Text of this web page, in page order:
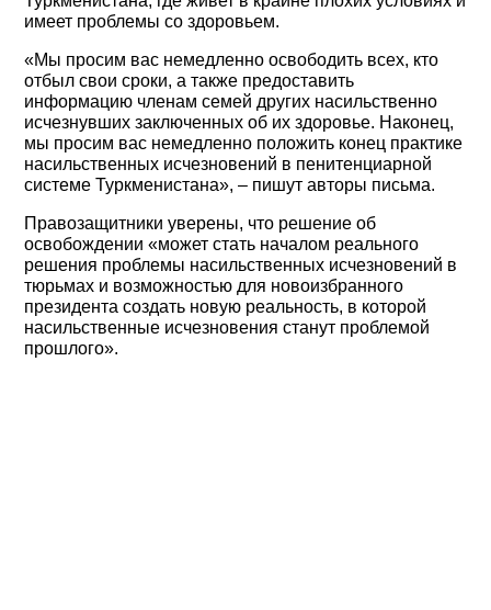
имеет проблемы со здоровьем.
«Мы просим вас немедленно освободить всех, кто
отбыл свои сроки, а также предоставить
информацию членам семей других насильственно
исчезнувших заключенных об их здоровье. Наконец,
мы просим вас немедленно положить конец практике
насильственных исчезновений в пенитенциарной
системе Туркменистана», – пишут авторы письма.
Правозащитники уверены, что решение об
освобождении «может стать началом реального
решения проблемы насильственных исчезновений в
тюрьмах и возможностью для новоизбранного
президента создать новую реальность, в которой
насильственные исчезновения станут проблемой
прошлого».